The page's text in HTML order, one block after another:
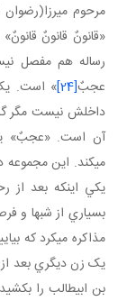
مرحوم ميرزا(رضوان
«قانونٌ قانونٌ
رساله هم مفصل
عجبٌ[24]
» است.
داخلش نيست مگر
آن است. «عجبٌ»
مي کند. اين مجموعه
يکي اينکه بعد از
بسياري از شب ها و
مذاکره مي کرد که
يک زن ديگري بعد
بن ابيطالب را